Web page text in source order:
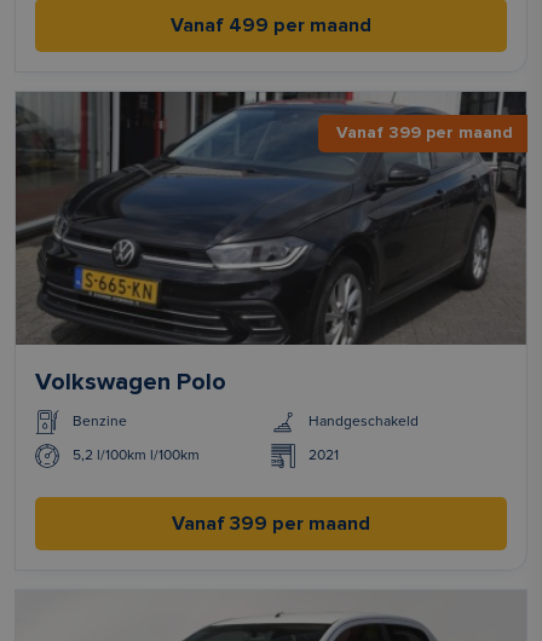
Vanaf 499 per maand
Vanaf 399 per maand
Volkswagen Polo
Benzine Handgeschakeld
5,2 l/100km l/100km 2021
Vanaf 399 per maand